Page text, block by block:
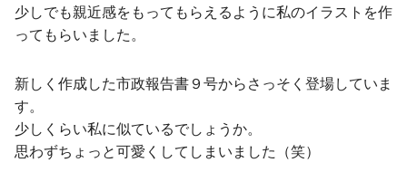
少しでも親近感をもってもらえるように私のイラストを作
ってもらいました。
新しく作成した市政報告書９号からさっそく登場していま
す。
少しくらい私に似ているでしょうか。
思わずちょっと可愛くしてしまいました（笑）